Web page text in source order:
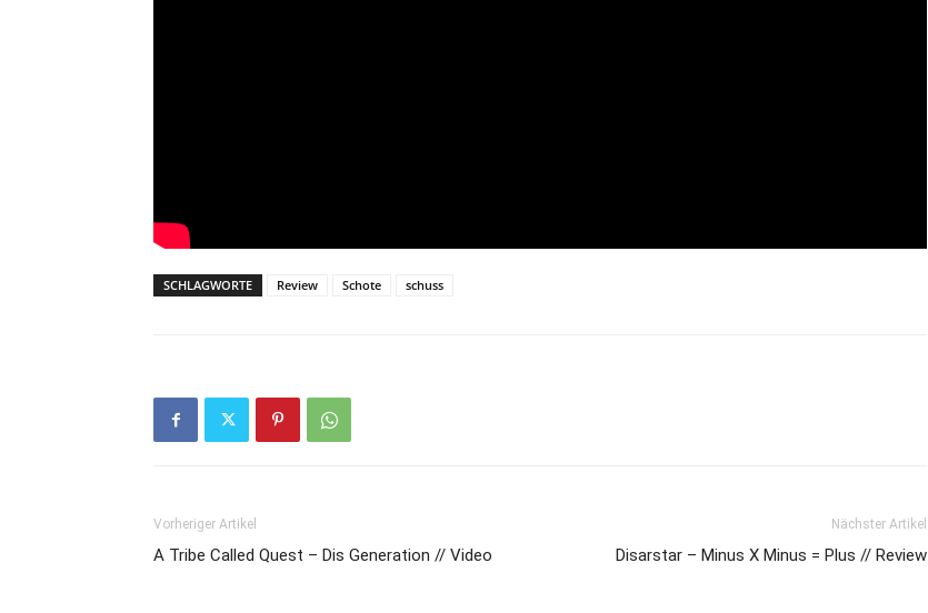
SCHLAGWORTE Review Schote schuss
Vorheriger Artikel
A Tribe Called Quest – Dis Generation // Video
Nächster Artikel
Disarstar – Minus X Minus = Plus // Review